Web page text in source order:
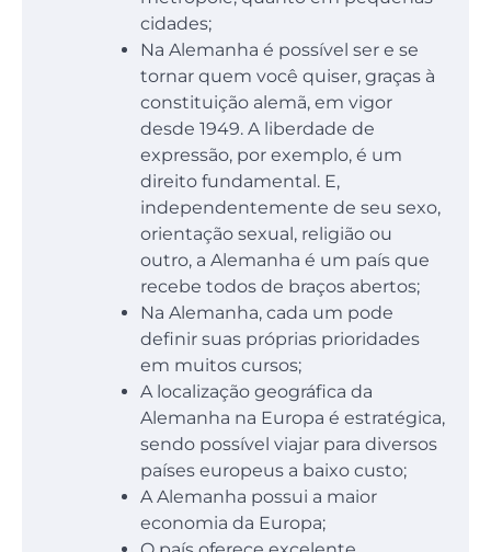
cidades;
Na Alemanha é possível ser e se
tornar quem você quiser, graças à
constituição alemã, em vigor
desde 1949. A liberdade de
expressão, por exemplo, é um
direito fundamental. E,
independentemente de seu sexo,
orientação sexual, religião ou
outro, a Alemanha é um país que
recebe todos de braços abertos;
Na Alemanha, cada um pode
definir suas próprias prioridades
em muitos cursos;
A localização geográfica da
Alemanha na Europa é estratégica,
sendo possível viajar para diversos
países europeus a baixo custo;
A Alemanha possui a maior
economia da Europa;